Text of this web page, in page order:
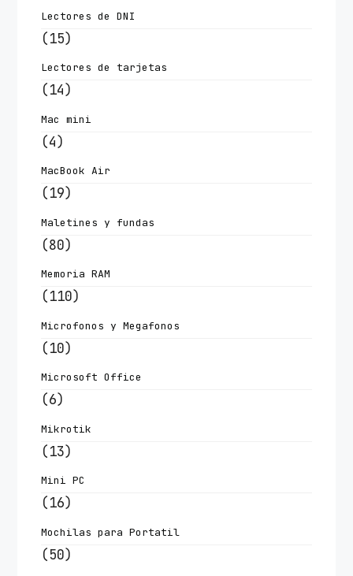
Lectores de DNI
(15)
Lectores de tarjetas
(14)
Mac mini
(4)
MacBook Air
(19)
Maletines y fundas
(80)
Memoria RAM
(110)
Microfonos y Megafonos
(10)
Microsoft Office
(6)
Mikrotik
(13)
Mini PC
(16)
Mochilas para Portatil
(50)